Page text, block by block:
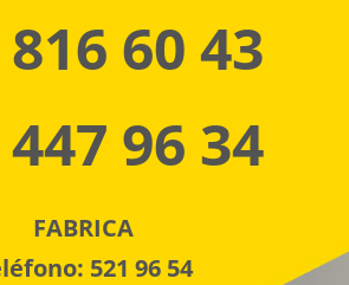
60 43
96 34
FABRICA
521 96 54